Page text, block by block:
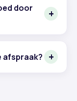
door
afspraak?